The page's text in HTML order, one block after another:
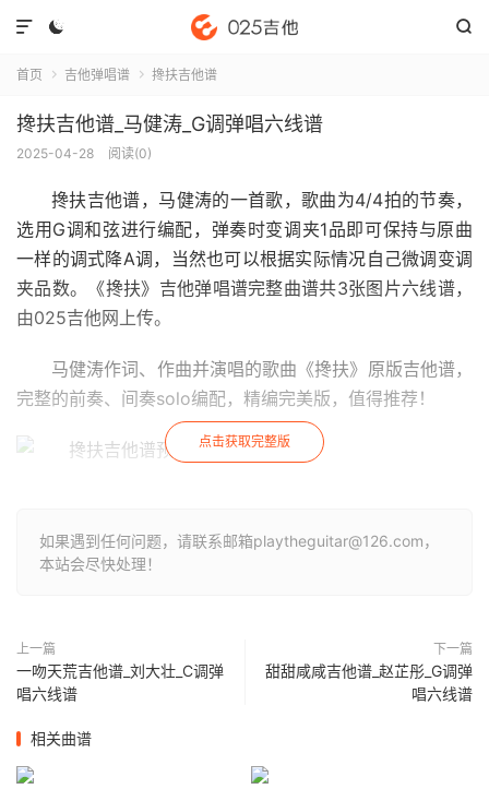
 

首页  吉他弹唱谱  搀扶吉他谱
搀扶吉他谱_马健涛_G调弹唱六线谱
2025-04-28 阅读(0)
搀扶吉他谱，马健涛的一首歌，歌曲为4/4拍的节奏，
选用G调和弦进行编配，弹奏时变调夹1品即可保持与原曲
一样的调式降A调，当然也可以根据实际情况自己微调变调
夹品数。《搀扶》吉他弹唱谱完整曲谱共3张图片六线谱，
由025吉他网上传。
马健涛作词、作曲并演唱的歌曲《搀扶》原版吉他谱，
完整的前奏、间奏solo编配，精编完美版，值得推荐！
点击获取完整版
如果遇到任何问题，请联系邮箱playtheguitar@126.com，
本站会尽快处理！
上一篇
一吻天荒吉他谱_刘大壮_C调弹
唱六线谱
下一篇
甜甜咸咸吉他谱_赵芷彤_G调弹
唱六线谱
相关曲谱